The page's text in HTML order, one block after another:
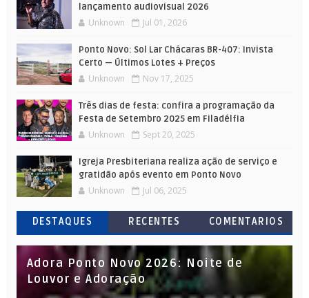
lançamento audiovisual 2026
Unknown Jul 01, 2026
Ponto Novo: Sol Lar Chácaras BR-407: Invista
Certo — Últimos Lotes + Preços
Unknown Nov 17, 2025
Três dias de festa: confira a programação da
Festa de Setembro 2025 em Filadélfia
Unknown Sept 20, 2025
Igreja Presbiteriana realiza ação de serviço e
gratidão após evento em Ponto Novo
Unknown Jul 06, 2025
DESTAQUES RECENTES COMENTARIOS
Adora Ponto Novo 2026: Noite de
Louvor e Adoração